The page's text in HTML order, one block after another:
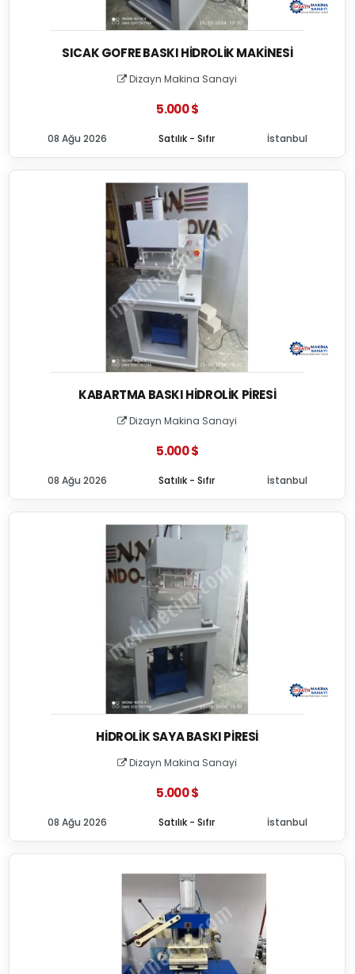
SICAK GOFRE BASKI HIDROLIK MAKINESI
Dizayn Makina Sanayi
5.000 $
Satılık - Sıfır
08 Ağu 2026 İstanbul
KABARTMA BASKI HIDROLIK PIRESI
Dizayn Makina Sanayi
5.000 $
Satılık - Sıfır
08 Ağu 2026 İstanbul
HIDROLIK SAYA BASKI PIRESI
Dizayn Makina Sanayi
5.000 $
Satılık - Sıfır
08 Ağu 2026 İstanbul